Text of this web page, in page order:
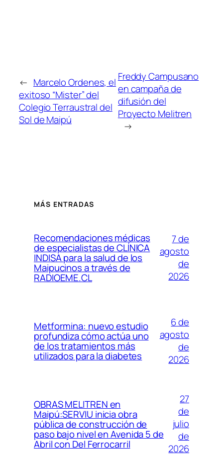
← Marcelo Ordenes, el
exitoso “Mister” del
Colegio Terraustral del
Sol de Maipú
Freddy Campusano
en campaña de
difusión del
Proyecto Melitren
→
MÁS ENTRADAS
Recomendaciones médicas
de especialistas de CLÍNICA
INDISA para la salud de los
Maipucinos a través de
RADIOEME.CL
7 de
agosto
de
2026
Metformina: nuevo estudio
profundiza cómo actúa uno
de los tratamientos más
utilizados para la diabetes
6 de
agosto
de
2026
OBRAS MELITREN en
Maipú:SERVIU inicia obra
pública de construcción de
paso bajo nivel en Avenida 5 de
Abril con Del Ferrocarril
27
de
julio
de
2026